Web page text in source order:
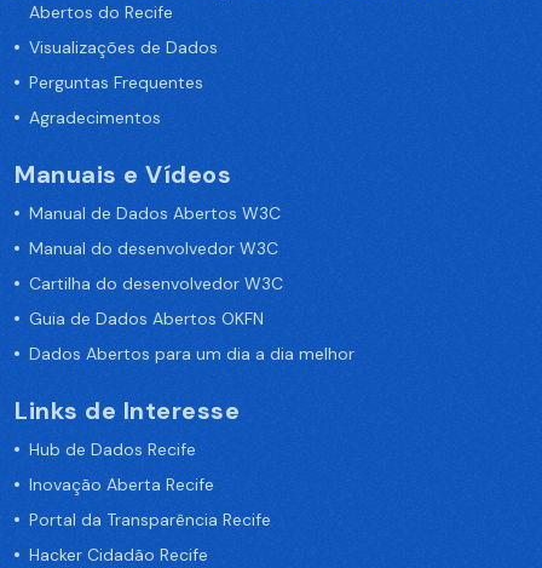
Abertos do Recife
Visualizações de Dados
Perguntas Frequentes
Agradecimentos
Manuais e Vídeos
Manual de Dados Abertos W3C
Manual do desenvolvedor W3C
Cartilha do desenvolvedor W3C
Guia de Dados Abertos OKFN
Dados Abertos para um dia a dia melhor
Links de Interesse
Hub de Dados Recife
Inovação Aberta Recife
Portal da Transparência Recife
Hacker Cidadão Recife